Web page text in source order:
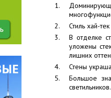
Стиль хай-
В отделке
уложены
лишних
Стены
Большое